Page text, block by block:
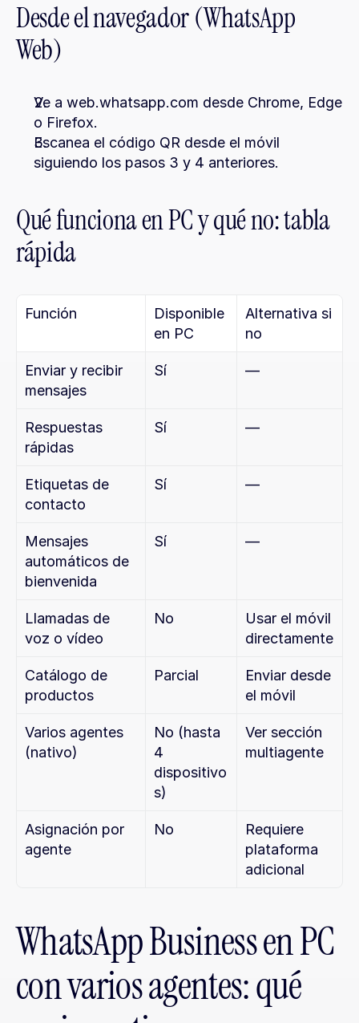
Desde el navegador (WhatsApp
Web)
Ve a web.whatsapp.com desde Chrome, Edge
o Firefox.
Escanea el código QR desde el móvil
siguiendo los pasos 3 y 4 anteriores.
Qué funciona en PC y qué no: tabla
rápida
Función
Disponible
en PC
Alternativa si
no
Enviar y recibir
mensajes
Sí —
Respuestas
rápidas
Sí —
Etiquetas de
contacto
Sí —
Mensajes
automáticos de
bienvenida
Sí —
Llamadas de
voz o vídeo
No
Usar el móvil
directamente
Catálogo de
productos
Parcial
Enviar desde
el móvil
Varios agentes
(nativo)
No (hasta
4
dispositivo
s)
Ver sección
multiagente
Asignación por
agente
No
Requiere
plataforma
adicional
WhatsApp Business en PC
con varios agentes: qué